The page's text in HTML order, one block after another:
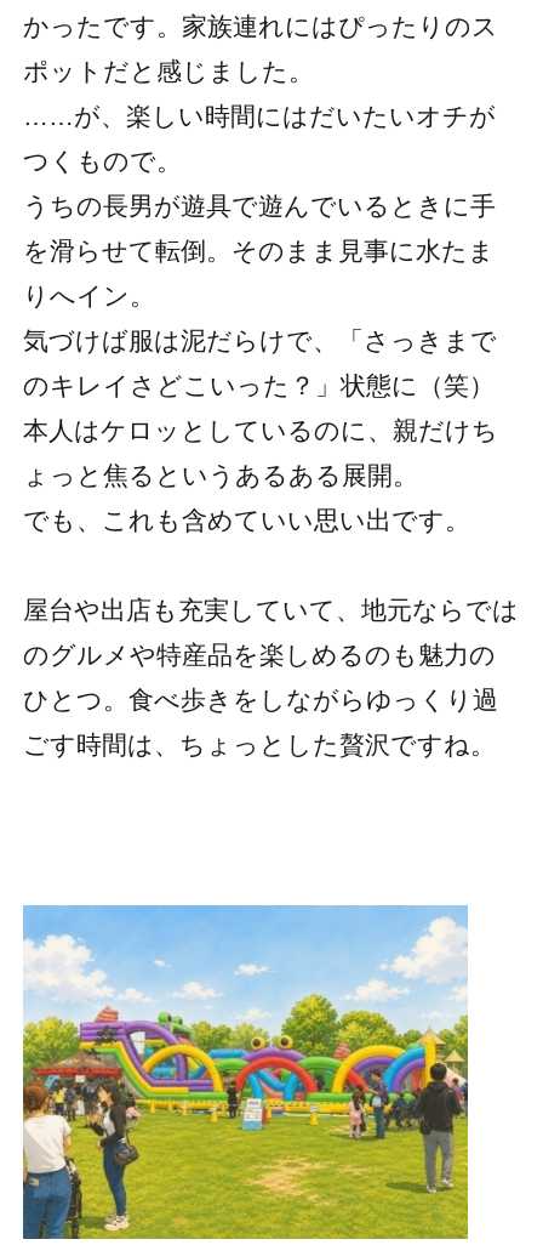
かったです。家族連れにはぴったりのス
ポットだと感じました。
……が、楽しい時間にはだいたいオチが
つくもので。
うちの長男が遊具で遊んでいるときに手
を滑らせて転倒。そのまま見事に水たま
りへイン。
気づけば服は泥だらけで、「さっきまで
のキレイさどこいった？」状態に（笑）
本人はケロッとしているのに、親だけち
ょっと焦るというあるある展開。
でも、これも含めていい思い出です。
屋台や出店も充実していて、地元ならでは
のグルメや特産品を楽しめるのも魅力の
ひとつ。食べ歩きをしながらゆっくり過
ごす時間は、ちょっとした贅沢ですね。